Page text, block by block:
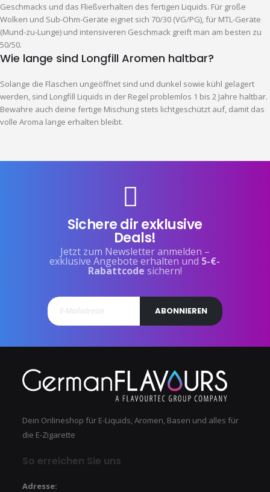
Geschmacks und das Fließverhalten des fertigen Liquids. Für große
Wolken und Sub-Ohm-Geräte eignet sich 70/30 (VG/PG), für MTL-Geräte
(Mund-zu-Lunge) und intensiveren Geschmack greift man am besten zu
50/50.
Wie lange sind Longfill Aromen haltbar?
Solange die Flaschen ungeöffnet sind und dunkel sowie kühl gelagert
werden, sind Longfill Liquids in der Regel problemlos 1 bis 2 Jahre haltbar.
Bewahre auch deine fertige Mischung stets lichtgeschützt auf, damit das
volle Aroma lange erhalten bleibt.
Sichere dir exklusive
Deals!
Jetzt zum Newsletter anmelden –
exklusive Angebote erhalten und 5-€-
Rabattcode sichern!
ABONNIEREN
Dein Onlineshop für E-Liquids, Aromen, Basen und alles für
die E-Zigarette
So erreichen Sie uns
Adresse: